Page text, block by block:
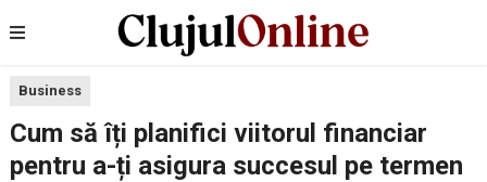
Business
Cum să îți planifici viitorul financiar
pentru a-ți asigura succesul pe termen